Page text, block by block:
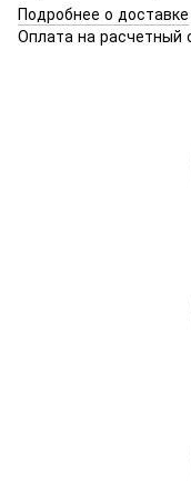
Подробнее о доставке
Оплата на расчетный